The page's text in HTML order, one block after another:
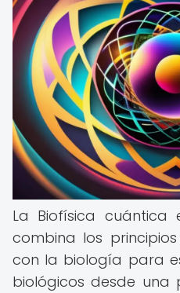
La Biofísica cuántica
combina los
con la biología para
biológicos desde una